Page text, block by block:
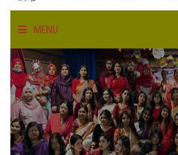
MENU
HOME
ABOUT US
FACULTIES